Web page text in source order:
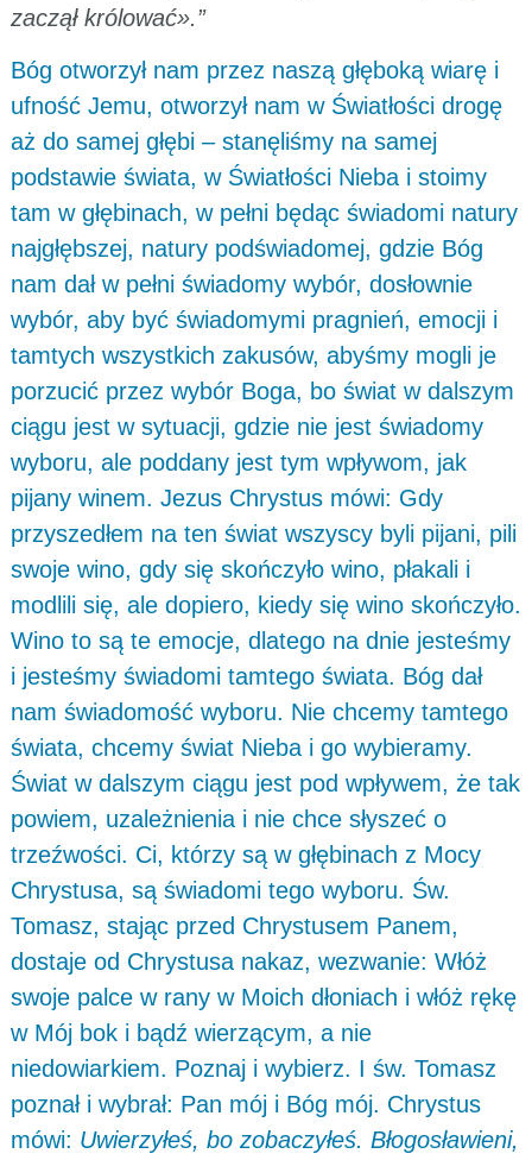
zaczął królować».”
Bóg otworzył nam przez naszą głęboką wiarę i
ufność Jemu, otworzył nam w Światłości drogę
aż do samej głębi – stanęliśmy na samej
podstawie świata, w Światłości Nieba i stoimy
tam w głębinach, w pełni będąc świadomi natury
najgłębszej, natury podświadomej, gdzie Bóg
nam dał w pełni świadomy wybór, dosłownie
wybór, aby być świadomymi pragnień, emocji i
tamtych wszystkich zakusów, abyśmy mogli je
porzucić przez wybór Boga, bo świat w dalszym
ciągu jest w sytuacji, gdzie nie jest świadomy
wyboru, ale poddany jest tym wpływom, jak
pijany winem. Jezus Chrystus mówi: Gdy
przyszedłem na ten świat wszyscy byli pijani, pili
swoje wino, gdy się skończyło wino, płakali i
modlili się, ale dopiero, kiedy się wino skończyło.
Wino to są te emocje, dlatego na dnie jesteśmy
i jesteśmy świadomi tamtego świata. Bóg dał
nam świadomość wyboru. Nie chcemy tamtego
świata, chcemy świat Nieba i go wybieramy.
Świat w dalszym ciągu jest pod wpływem, że tak
powiem, uzależnienia i nie chce słyszeć o
trzeźwości. Ci, którzy są w głębinach z Mocy
Chrystusa, są świadomi tego wyboru. Św.
Tomasz, stając przed Chrystusem Panem,
dostaje od Chrystusa nakaz, wezwanie: Włóż
swoje palce w rany w Moich dłoniach i włóż rękę
w Mój bok i bądź wierzącym, a nie
niedowiarkiem. Poznaj i wybierz. I św. Tomasz
poznał i wybrał: Pan mój i Bóg mój. Chrystus
mówi: Uwierzyłeś, bo zobaczyłeś. Błogosławieni,